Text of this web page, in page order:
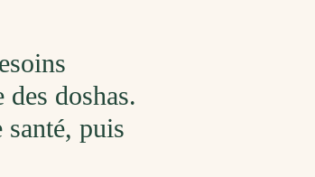
doshas.
santé, puis